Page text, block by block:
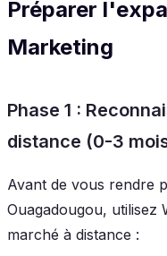
Préparer
Marketing
Phase 1 :
distance (0-3
Avant de vous rendre
Ouagadougou,
marché à distance :